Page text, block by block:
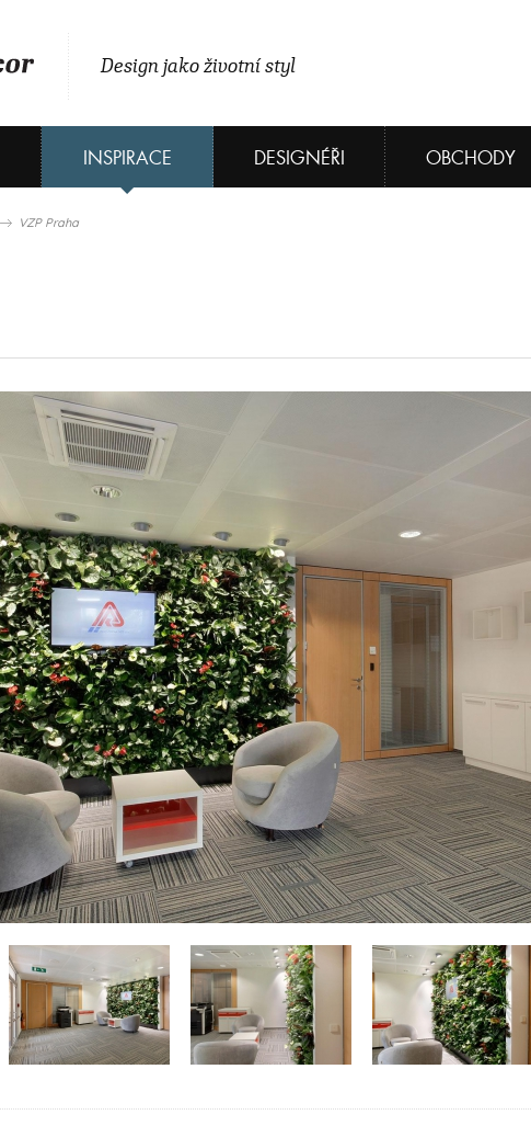
Design jako životní styl
INSPIRACE DESIGNÉŘI OBCHODY
VZP Praha